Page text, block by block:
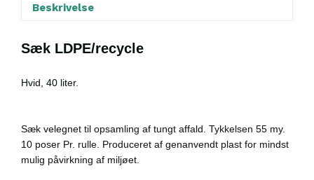
Beskrivelse
Sæk LDPE/recycle
Hvid, 40 liter.
Sæk velegnet til opsamling af tungt affald. Tykkelsen 55 my.
10 poser Pr. rulle. Produceret af genanvendt plast for mindst
mulig påvirkning af miljøet.